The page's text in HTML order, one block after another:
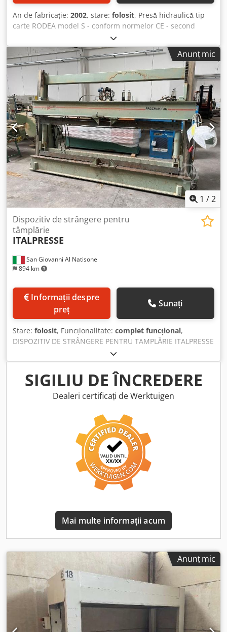
An de fabricație: 2002, stare: folosit, Presă hidraulică tip
carte RODEA model S - conform normelor CE - second
hand (folosită) - An fabricație: 2002 Dedjwr A Stspfx
Adhewa
Anunț mic
1 /2
San Giovanni Al Natisone
894 km
Dispozitiv de strângere pentru
tâmplărie
ITALPRESSE
preț
Sunați
Stare: folosit, Funcționalitate: complet funcțional,
DISPOZITIV DE STRÂNGERE PENTRU TAMPLĂRIE ITALPRESSE
SIGILIU DE ÎNCREDERE
Dealeri certificați de Werktuigen
Mai multe informații acum
Anunț mic